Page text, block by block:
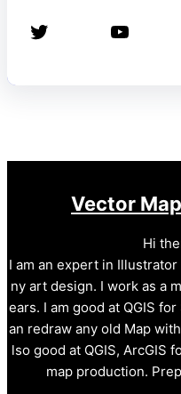
Twitter YouTube
Vector
Hi
I am an expert in
ny art design. I work as a
ears. I am good at QGIS
an redraw any old Map
lso good at QGIS, ArcGIS
map production.